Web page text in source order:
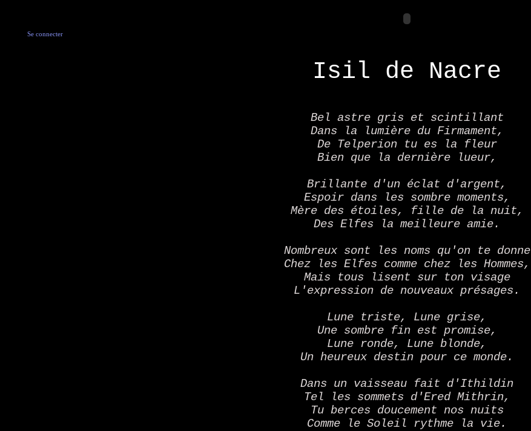
Se connecter
Isil de Nacre
Bel astre gris et scintillant
Dans la lumière du Firmament,
De Telperion tu es la fleur
Bien que la dernière lueur,
Brillante d'un éclat d'argent,
Espoir dans les sombre moments,
Mère des étoiles, fille de la nuit,
Des Elfes la meilleure amie.
Nombreux sont les noms qu'on te donne
Chez les Elfes comme chez les Hommes,
Mais tous lisent sur ton visage
L'expression de nouveaux présages.
Lune triste, Lune grise,
Une sombre fin est promise,
Lune ronde, Lune blonde,
Un heureux destin pour ce monde.
Dans un vaisseau fait d'Ithildin
Tel les sommets d'Ered Mithrin,
Tu berces doucement nos nuits
Comme le Soleil rythme la vie.